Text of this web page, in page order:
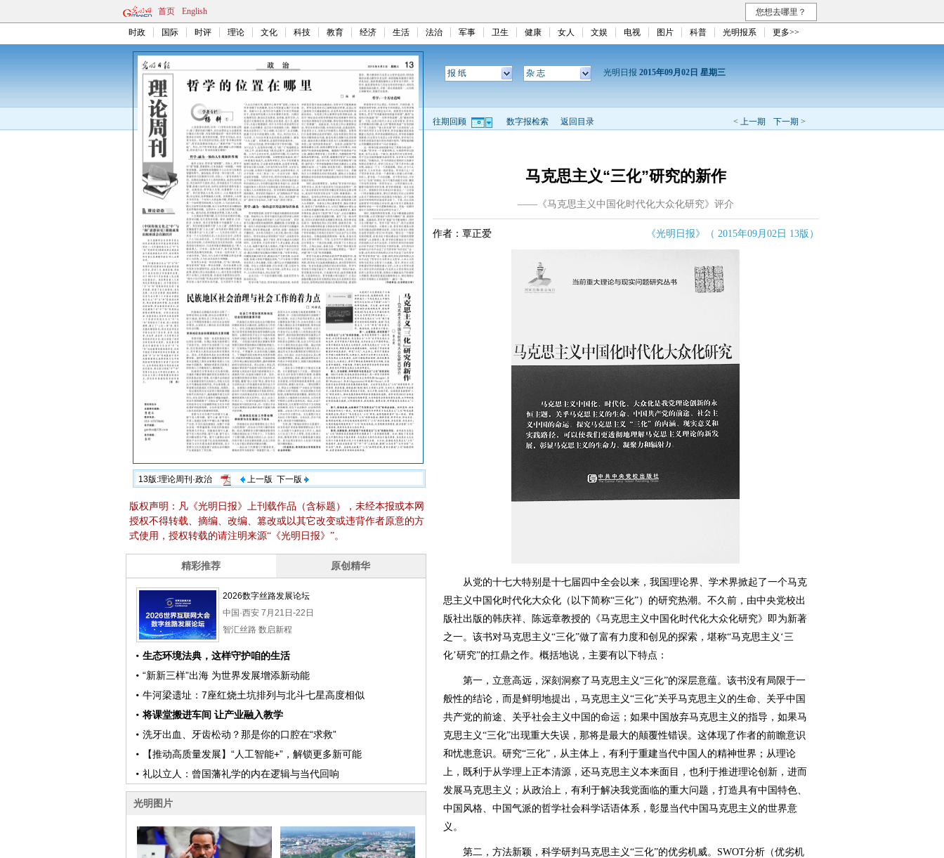
首页 English 您想去哪里？
时政 国际 时评 理论 文化 科技 教育 经济 生活 法治 军事 卫生 健康 女人 文娱 电视 图片 科普 光明报系 更多>>
13版:理论周刊·政治 上一版 下一版
版权声明：凡《光明日报》上刊载作品（含标题），未经本报或本网
授权不得转载、摘编、改编、篡改或以其它改变或违背作者原意的方
式使用，授权转载的请注明来源“《光明日报》”。
报 纸 杂 志 光明日报 2015年09月02日 星期三
< 上一期 下一期 >
往期回顾 数字报检索 返回目录
马克思主义“三化”研究的新作
——《马克思主义中国化时代化大众化研究》评介
作者：覃正爱 《光明日报》（ 2015年09月02日 13版）
从党的十七大特别是十七届四中全会以来，我国理论界、学术界掀起了一个马克
思主义中国化时代化大众化（以下简称“三化”）的研究热潮。不久前，由中央党校出
版社出版的韩庆祥、陈远章教授的《马克思主义中国化时代化大众化研究》即为新著
之一。该书对马克思主义“三化”做了富有力度和创见的探索，堪称“马克思主义‘三
化’研究”的扛鼎之作。概括地说，主要有以下特点：
第一，立意高远，深刻洞察了马克思主义“三化”的深层意蕴。该书没有局限于一
般性的结论，而是鲜明地提出，马克思主义“三化”关乎马克思主义的生命、关乎中国
共产党的前途、关乎社会主义中国的命运；如果中国放弃马克思主义的指导，如果马
克思主义“三化”出现重大失误，那将是最大的颠覆性错误。这体现了作者的前瞻意识
和忧患意识。研究“三化”，从主体上，有利于重建当代中国人的精神世界；从理论
上，既利于从学理上正本清源，还马克思主义本来面目，也利于推进理论创新，进而
发展马克思主义；从政治上，有利于解决我党面临的重大问题，打造具有中国特色、
中国风格、中国气派的哲学社会科学话语体系，彰显当代中国马克思主义的世界意
义。
第二，方法新颖，科学研判马克思主义“三化”的优劣机威。SWOT分析（优劣机